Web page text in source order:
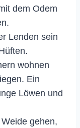
dem Odem
Lenden sein
wohnen
Ein
Löwen und
gehen,